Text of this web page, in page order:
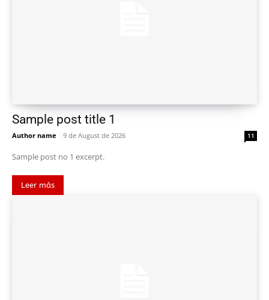
Sample post title 1
Author name - 9 de August de 2026 11
Sample post no 1 excerpt.
Leer más